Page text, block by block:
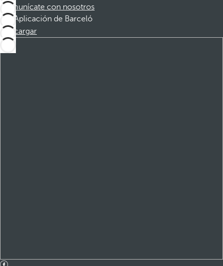
Comunícate con nosotros
Aplicación de Barceló
Descargar